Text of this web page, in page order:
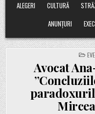
ALEGERI
CULTURĂ
ANUNȚURI
IN
Avocat